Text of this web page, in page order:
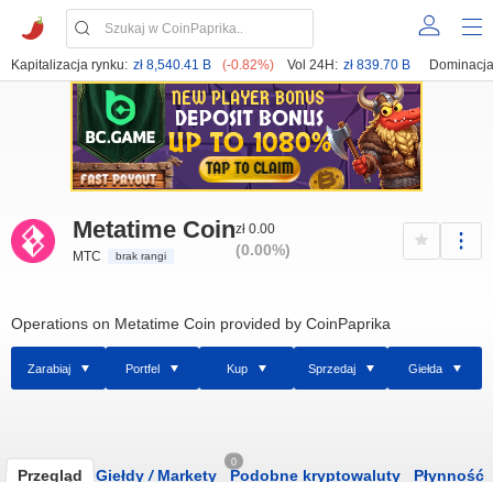
Kapitalizacja rynku: zł 8,540.41 B (-0.82%) Vol 24H: zł 839.70 B
Metatime Coin
MTC brak rangi
zł 0.00
(0.00%)
Operations on Metatime Coin provided by CoinPaprika
Zarabiaj Portfel Kup Sprzedaj Giełda
Przegląd Giełdy /Markety
0
Podobne kryptowaluty Płynność